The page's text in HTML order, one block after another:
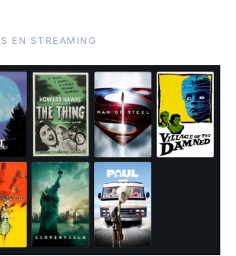
EN STREAMING